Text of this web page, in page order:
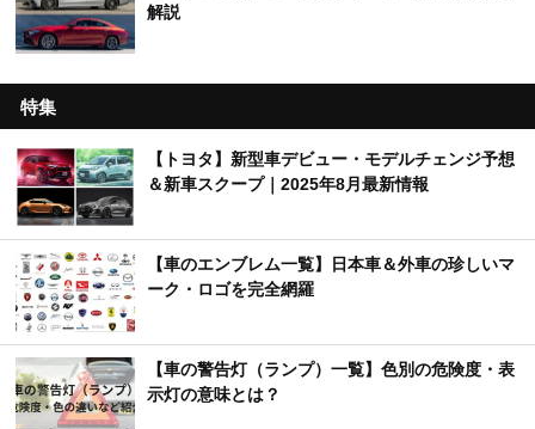
解説
特集
【トヨタ】新型車デビュー・モデルチェンジ予想
＆新車スクープ｜2025年8月最新情報
【車のエンブレム一覧】日本車＆外車の珍しいマ
ーク・ロゴを完全網羅
【車の警告灯（ランプ）一覧】色別の危険度・表
示灯の意味とは？